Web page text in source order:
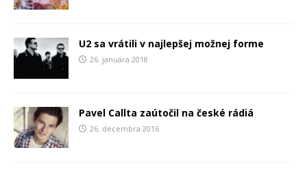
U2 sa vrátili v najlepšej možnej forme
26. januára 2018
Pavel Callta zaútočil na české rádiá
26. decembra 2016